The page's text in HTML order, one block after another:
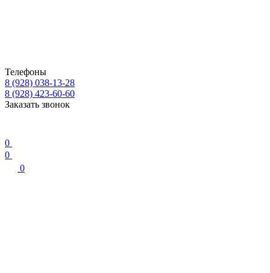
Телефоны
8 (928) 038-13-28
8 (928) 423-60-60
Заказать звонок
0
0
0